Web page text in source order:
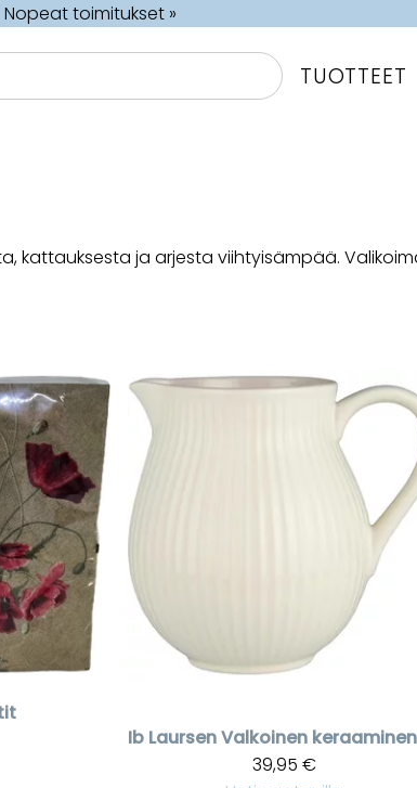
Nopeat toimitukset »
TUOTTEET
kattauksesta ja arjesta viihtyisämpää.
Ib Laursen
39,95 €